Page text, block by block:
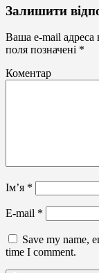
Лайтбокси,
вивіски
Залишити
Ваша e-mail
поля позначені *
Коментар
Ім’я *
E-mail *
Save my name,
time I comment.